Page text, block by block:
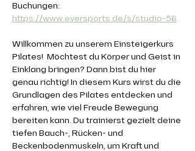
Buchungen:
https://www.eversports.de/s/studio-56
Willkommen zu unserem Einsteigerkurs
Pilates!  Möchtest du Körper und Geist in
Einklang bringen? Dann bist du hier
genau richtig! In diesem Kurs wirst du die
Grundlagen des Pilates entdecken und
erfahren, wie viel Freude Bewegung
bereiten kann. Du trainierst gezielt deine
tiefen Bauch-, Rücken- und
Beckenbodenmuskeln, um Kraft und